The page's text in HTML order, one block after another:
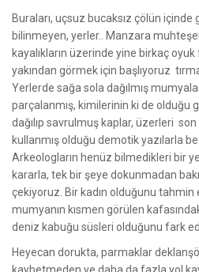
Buraları, uçsuz bucaksız çölün
bilinmeyen, yerler.. Manzara
kayalıkların üzerinde yine birkaç
yakından görmek için başlıyoruz
Yerlerde sağa sola dağılmış
parçalanmış, kimilerinin ki de olduğu
dağılıp savrulmuş kaplar, üzerleri son
kullanmış olduğu demotik yazılarla
Arkeologların henüz bilmedikleri bir
kararla, tek bir şeye dokunmadan
çekiyoruz. Bir kadın olduğunu tahmin
mumyanın kısmen görülen
deniz kabuğu süsleri olduğunu fark
Heyecan dorukta, parmaklar